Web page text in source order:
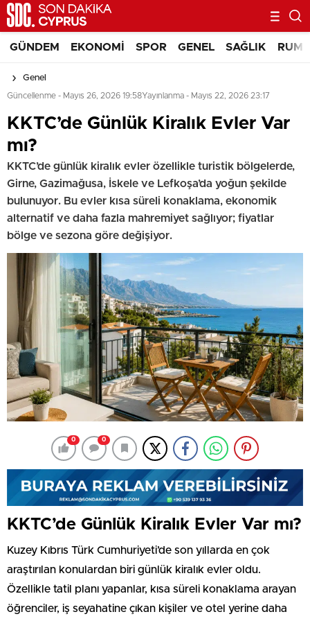
GÜNDEM EKONOMI SPOR GENEL SAĞLIK RUM
Genel
Güncellenme - Mayıs 26, 2026 19:58Yayınlanma - Mayıs 22, 2026 23:17
KKTC’de Günlük Kiralık Evler Var
mı?
KKTC’de günlük kiralık evler özellikle turistik bölgelerde,
Girne, Gazimağusa, İskele ve Lefkoşa’da yoğun şekilde
bulunuyor. Bu evler kısa süreli konaklama, ekonomik
alternatif ve daha fazla mahremiyet sağlıyor; fiyatlar
bölge ve sezona göre değişiyor.
0 0
KKTC’de Günlük Kiralık Evler Var mı?
Kuzey Kıbrıs Türk Cumhuriyeti’de son yıllarda en çok
araştırılan konulardan biri günlük kiralık evler oldu.
Özellikle tatil planı yapanlar, kısa süreli konaklama arayan
öğrenciler, iş seyahatine çıkan kişiler ve otel yerine daha